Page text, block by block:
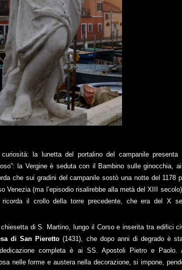
curiosità: la lunetta del portalino del campanile presenta
la Vergine è seduta con il Bambino sulle ginocchia,
che sui gradini del campanile sostò una notte del 1178
Venezia (ma l’episodio risalirebbe alla metà del XIII
ricorda il crollo della torre precedente, che era del X
di S. Martino, lungo il Corso e inserita tra edifici
di San Pieretto (1431), che dopo anni di degrado è
completa è ai SS. Apostoli Pietro e Paolo.
nelle forme e austera nella decorazione, si impone,